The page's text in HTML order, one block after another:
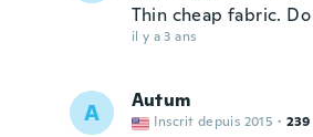
Thin cheap fabric.
il y a 3 ans
A Autum
Inscrit depuis 2015 · 239